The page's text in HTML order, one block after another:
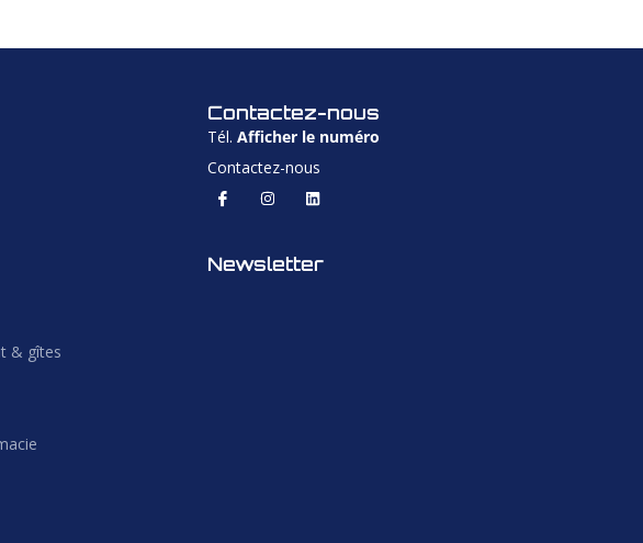
& gîtes
Contactez-nous
Tél. Afficher le numéro
Contactez-nous
Newsletter